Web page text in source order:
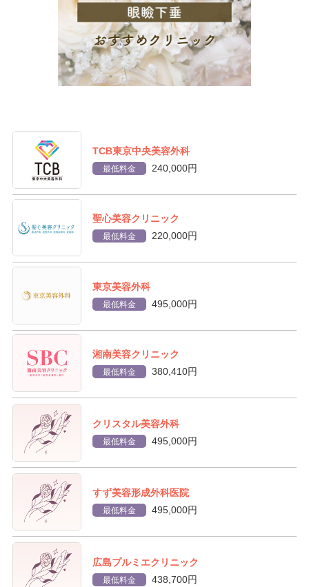
TCB東京中央美容外科
最低料金 240,000円
聖心美容クリニック
最低料金 220,000円
東京美容外科
最低料金 495,000円
湘南美容クリニック
最低料金 380,410円
クリスタル美容外科
最低料金 495,000円
すず美容形成外科医院
最低料金 495,000円
広島プルミエクリニック
最低料金 438,700円